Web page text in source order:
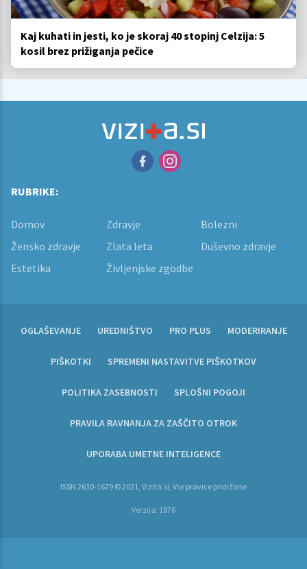
Kaj kuhati in jesti, ko je skoraj 40 stopinj Celzija: 5
kosil brez prižiganja pečice
RUBRIKE:
Domov Zdravje
Bolezni
Žensko zdravje
Zlata leta
Duševno zdravje
Estetika
Življenjske zgodbe
OGLAŠEVANJE UREDNIŠTVO PRO PLUS MODERIRANJE
PIŠKOTKI SPREMENI NASTAVITVE PIŠKOTKOV
POLITIKA ZASEBNOSTI SPLOŠNI POGOJI
PRAVILA RAVNANJA ZA ZAŠČITO OTROK
UPORABA UMETNE INTELIGENCE
ISSN 2630-1679 © 2021, Vizita.si, Vse pravice pridržane
Verzija: 1876